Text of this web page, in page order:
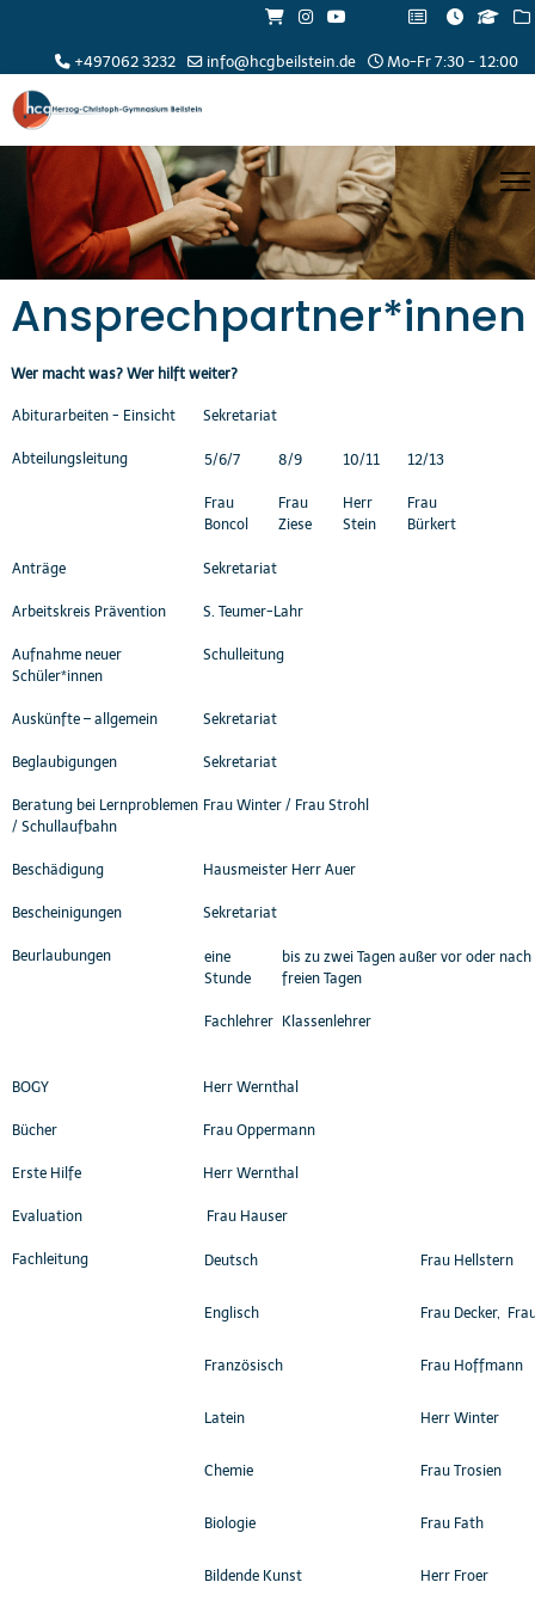
+497062 3232 info@hcgbeilstein.de Mo-Fr 7:30 - 12:00
Ansprechpartner*innen
Wer macht was? Wer hilft weiter?
Abiturarbeiten - Einsicht Sekretariat
Abteilungsleitung 5/6/7 8/9 10/11 12/13
Frau
Boncol
Frau
Ziese
Herr
Stein
Frau
Bürkert
Anträge Sekretariat
Arbeitskreis Prävention S. Teumer-Lahr
Aufnahme neuer
Schüler*innen
Schulleitung
Auskünfte – allgemein Sekretariat
Beglaubigungen Sekretariat
Beratung bei Lernproblemen
/ Schullaufbahn
Frau Winter / Frau Strohl
Beschädigung Hausmeister Herr Auer
Bescheinigungen Sekretariat
Beurlaubungen
eine
Stunde
bis zu zwei Tagen außer vor oder nach
freien Tagen
Fachlehrer Klassenlehrer
BOGY Herr Wernthal
Bücher Frau Oppermann
Erste Hilfe Herr Wernthal
Evaluation Frau Hauser
Fachleitung Deutsch Frau Hellstern
Englisch Frau Decker,
Französisch Frau Hoffmann
Latein Herr Winter
Chemie Frau Trosien
Biologie Frau Fath
Bildende Kunst Herr Froer